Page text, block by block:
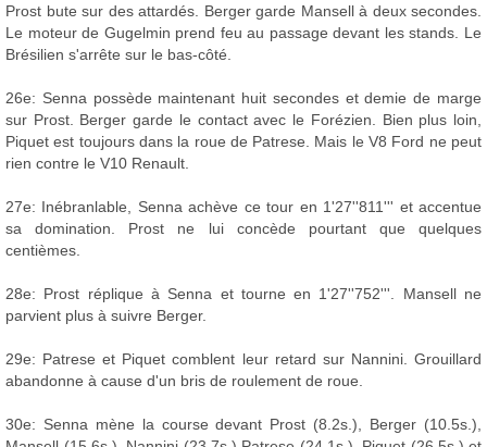
Prost bute sur des attardés. Berger garde Mansell à deux secondes.
Le moteur de Gugelmin prend feu au passage devant les stands. Le
Brésilien s'arrête sur le bas-côté.
26e: Senna possède maintenant huit secondes et demie de marge
sur Prost. Berger garde le contact avec le Forézien. Bien plus loin,
Piquet est toujours dans la roue de Patrese. Mais le V8 Ford ne peut
rien contre le V10 Renault.
27e: Inébranlable, Senna achève ce tour en 1'27''811''' et accentue
sa domination. Prost ne lui concède pourtant que quelques
centièmes.
28e: Prost réplique à Senna et tourne en 1'27''752'''. Mansell ne
parvient plus à suivre Berger.
29e: Patrese et Piquet comblent leur retard sur Nannini. Grouillard
abandonne à cause d'un bris de roulement de roue.
30e: Senna mène la course devant Prost (8.2s.), Berger (10.5s.),